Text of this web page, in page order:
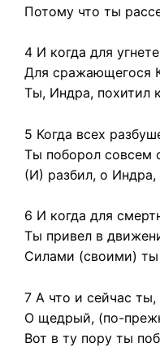
Потому что ты
4 И когда для
Для сражающегося
Ты, Индра, похитил
5 Когда всех
Ты поборол совсем
(И) разбил, о Индра,
6 И когда для
Ты привел в
Силами (своими)
7 А что и сейчас
О щедрый, (по-
Вот в ту пору ты